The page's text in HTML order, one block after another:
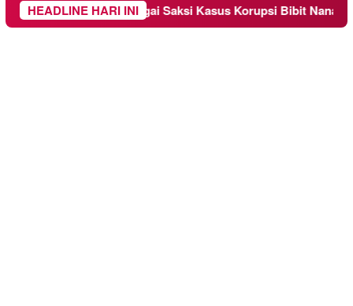
HEADLINE HARI INI
Sebagai Saksi Kasus Korupsi Bibit Nanas Sulsel Rp